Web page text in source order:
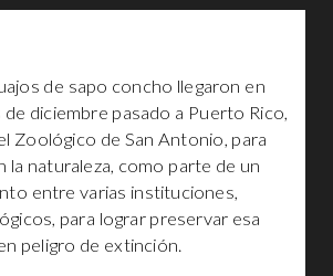
de sapo concho llegaron en
diciembre pasado a Puerto Rico,
Zoológico de San Antonio, para
la naturaleza, como parte de un
entre varias instituciones,
para lograr preservar esa
peligro de extinción.